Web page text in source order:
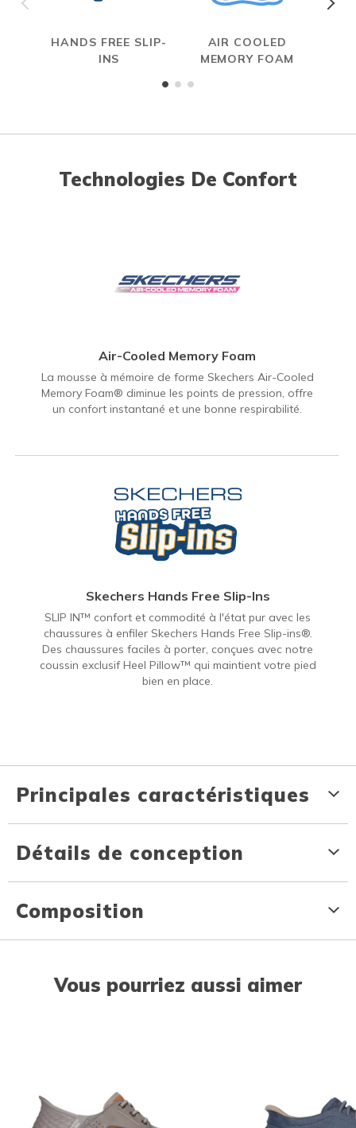
HANDS FREE SLIP-
INS
AIR COOLED
MEMORY FOAM
Technologies De Confort
Air-Cooled Memory Foam
La mousse à mémoire de forme Skechers Air-Cooled
Memory Foam® diminue les points de pression, offre
un confort instantané et une bonne respirabilité.
Skechers Hands Free Slip-Ins
SLIP IN™ confort et commodité à l'état pur avec les
chaussures à enfiler Skechers Hands Free Slip-ins®.
Des chaussures faciles à porter, conçues avec notre
coussin exclusif Heel Pillow™ qui maintient votre pied
bien en place.
Principales caractéristiques
Détails de conception
Composition
Vous pourriez aussi aimer